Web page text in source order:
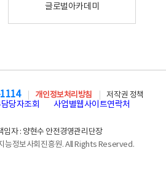
글로벌아카데미
개인정보처리방침
저작권 정책
당자조회 사업별웹사이트연락처
임자 : 양현수 안전경영관리단장
능정보사회진흥원. All Rights Reserved.